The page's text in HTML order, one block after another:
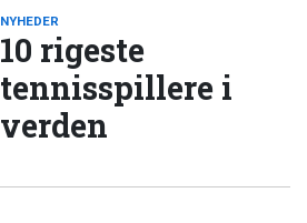
NYHEDER
10 rigeste
tennisspillere i
verden